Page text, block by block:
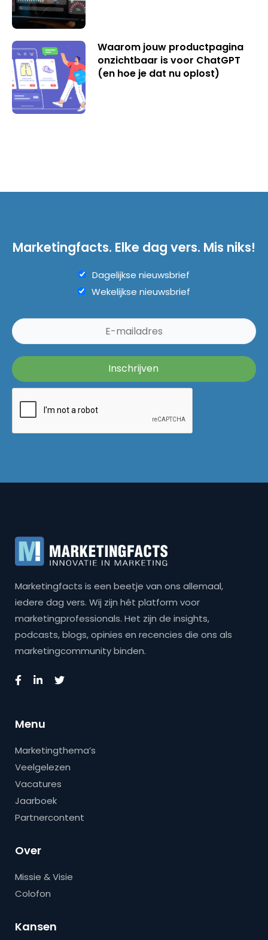
Waarom jouw productpagina
onzichtbaar is voor ChatGPT
(en hoe je dat nu oplost)
Marketingfacts. Elke dag vers. Mis niks!
Dagelijkse nieuwsbrief
Wekelijkse nieuwsbrief
Marketingfacts is een beetje van ons allemaal,
iedere dag vers. Wij zijn hét platform voor
marketingprofessionals. Het zijn de insights,
podcasts, blogs, opinies en recencies die ons als
marketingcommunity binden.
Menu
Marketingthema’s
Veelgelezen
Vacatures
Jaarboek
Partnercontent
Over
Missie & Visie
Colofon
Kansen